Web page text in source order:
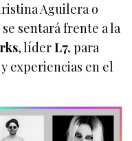
Aguilera o
se sentará frente a la
, líderL7,para
experiencias en el